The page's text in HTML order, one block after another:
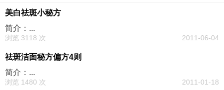
美白祛斑小秘方
简介：...
浏览 3118 次 2011-06-04
祛斑洁面秘方偏方4则
简介：...
浏览 1480 次 2011-01-18